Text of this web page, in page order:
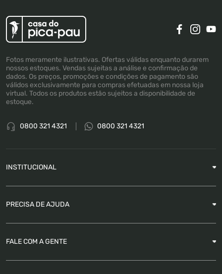
Fotos meramente ilustrativas. Ofertas válidas enquanto durarem
nossos estoques. Vendas sujeitas a análise e confirmação de
dados. Os preços, promoções e condições de pagamento são
válidos exclusivamente para compras efetuadas em nossa loja
virtual. Todos os produtos estão sujeitos a disponibilidade de
estoque.
0800 321 4321 0800 321 4321
INSTITUCIONAL
PRECISA DE AJUDA
FALE COM A GENTE